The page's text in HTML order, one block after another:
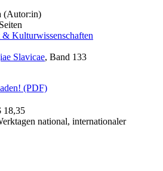
(Autor:in)
& Kulturwissenschaften
Slavicae, Band 133
(PDF)
18,35
national, internationaler